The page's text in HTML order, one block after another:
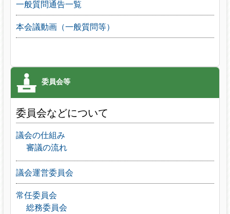
一般質問通告一覧
本会議動画（一般質問等）
委員会などについて
議会の仕組み
審議の流れ
議会運営委員会
常任委員会
総務委員会